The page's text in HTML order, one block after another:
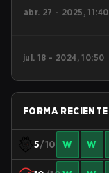
abr. 27 - 2025, 11:40
jul. 18 - 2024, 10:50
FORMA RECIENTE
5/10 W W